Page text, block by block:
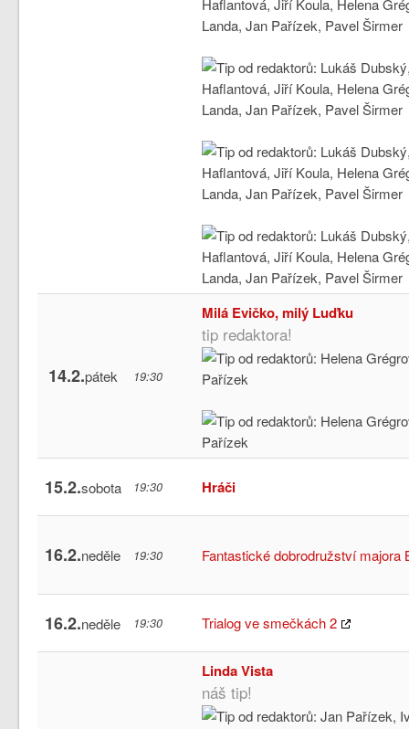
14.2.pátek 19:30
Milá Evičko, milý Luďku
tip redaktora!
15.2.sobota 19:30 Hráči
16.2.neděle 19:30 Fantastické dobrodružství majora
16.2.neděle 19:30 Trialog ve smečkách 2
Linda Vista
náš tip!